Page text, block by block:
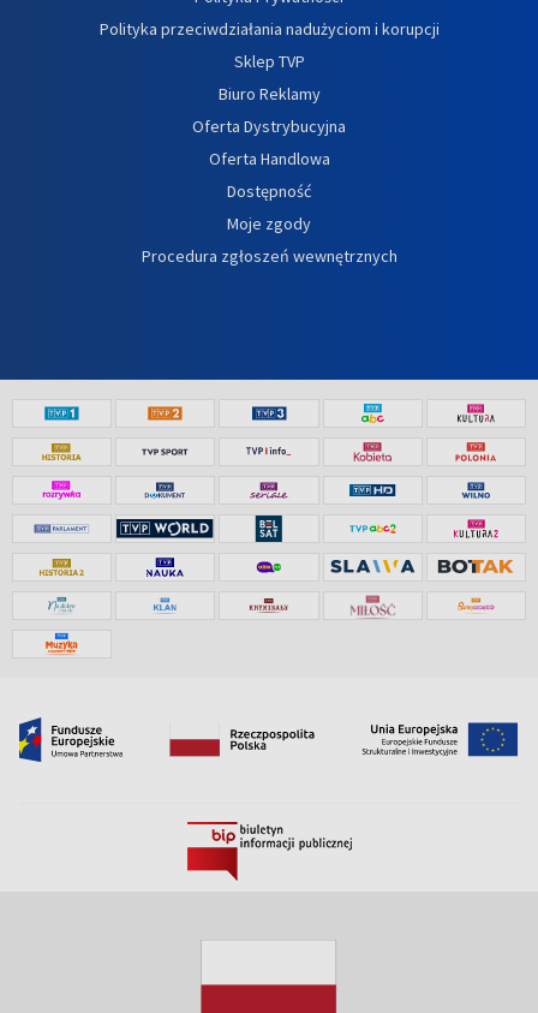
Polityka przeciwdziałania nadużyciom i korupcji
Sklep TVP
Biuro Reklamy
Oferta Dystrybucyjna
Oferta Handlowa
Dostępność
Moje zgody
Procedura zgłoszeń wewnętrznych